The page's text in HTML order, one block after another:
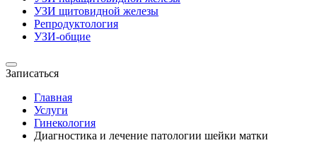
УЗИ щитовидной железы
Репродуктология
УЗИ-общие
Записаться
Главная
Услуги
Гинекология
Диагностика и лечение патологии шейки матки